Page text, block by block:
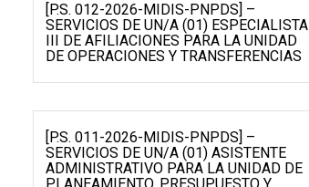
[P.S. 012-2026-MIDIS-PNPDS] –
SERVICIOS DE UN/A (01) ESPECIALISTA
III DE AFILIACIONES PARA LA UNIDAD
DE OPERACIONES Y TRANSFERENCIAS
[P.S. 011-2026-MIDIS-PNPDS] –
SERVICIOS DE UN/A (01) ASISTENTE
ADMINISTRATIVO PARA LA UNIDAD DE